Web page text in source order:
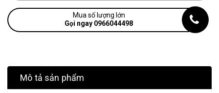
Mua số lượng lớn
Gọi ngay 0966044498
Mô tả sản phẩm